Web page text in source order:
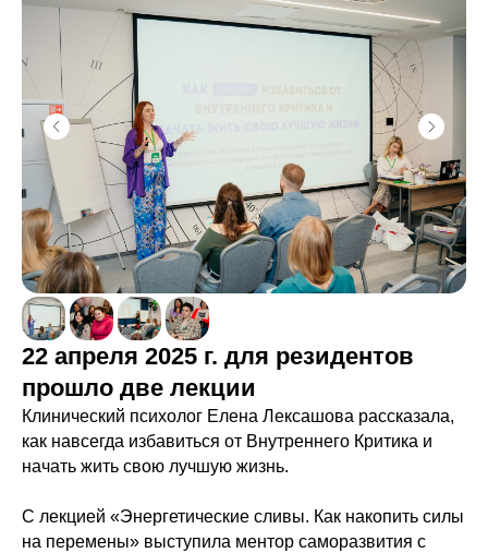
22 апреля 2025 г. для резидентов
прошло две лекции
Клинический психолог Елена Лексашова рассказала,
как навсегда избавиться от Внутреннего Критика и
начать жить свою лучшую жизнь.
С лекцией «Энергетические сливы. Как накопить силы
на перемены» выступила ментор саморазвития с